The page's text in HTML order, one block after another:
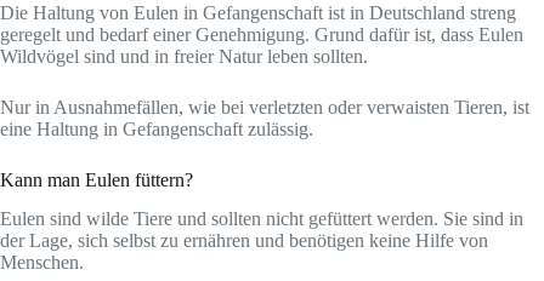
Die Haltung von Eulen in Gefangenschaft ist in Deutschland streng
geregelt und bedarf einer Genehmigung. Grund dafür ist, dass Eulen
Wildvögel sind und in freier Natur leben sollten.
Nur in Ausnahmefällen, wie bei verletzten oder verwaisten Tieren, ist
eine Haltung in Gefangenschaft zulässig.
Kann man Eulen füttern?
Eulen sind wilde Tiere und sollten nicht gefüttert werden. Sie sind in
der Lage, sich selbst zu ernähren und benötigen keine Hilfe von
Menschen.